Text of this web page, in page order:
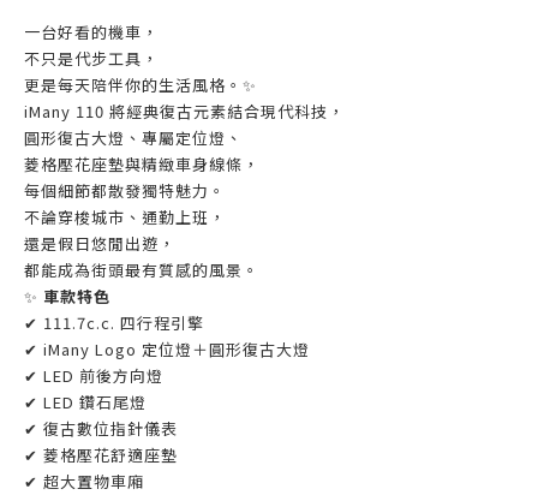
一台好看的機車，
不只是代步工具，
更是每天陪伴你的生活風格。✨
iMany 110 將經典復古元素結合現代科技，
圓形復古大燈、專屬定位燈、
菱格壓花座墊與精緻車身線條，
每個細節都散發獨特魅力。
不論穿梭城市、通勤上班，
還是假日悠閒出遊，
都能成為街頭最有質感的風景。
✨ 車款特色
✔ 111.7c.c. 四行程引擎
✔ iMany Logo 定位燈＋圓形復古大燈
✔ LED 前後方向燈
✔ LED 鑽石尾燈
✔ 復古數位指針儀表
✔ 菱格壓花舒適座墊
✔ 超大置物車廂